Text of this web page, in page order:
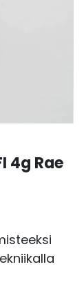
4g Rae